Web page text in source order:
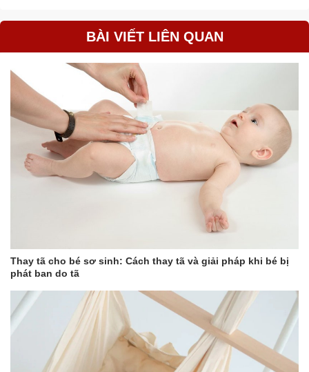
BÀI VIẾT LIÊN QUAN
Thay tã cho bé sơ sinh: Cách thay tã và giải pháp khi bé bị
phát ban do tã